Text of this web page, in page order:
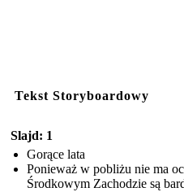
Tekst Storyboardowy
Slajd: 1
Gorące lata
Ponieważ w pobliżu nie ma
Środkowym Zachodzie są